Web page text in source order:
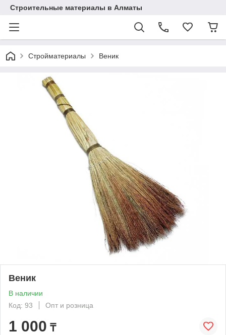
Строительные материалы в Алматы
Стройматериалы Веник
Веник
В наличии
Код: 93
Опт и розница
1 000 ₸